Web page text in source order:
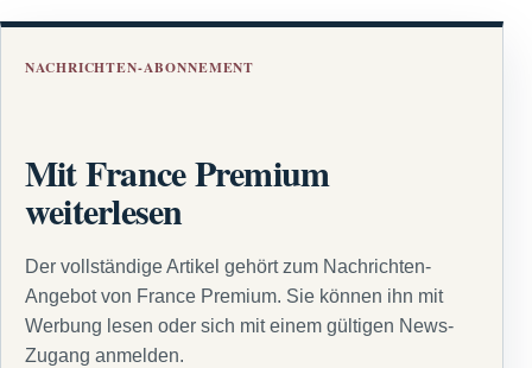
NACHRICHTEN-ABONNEMENT
Mit France Premium
weiterlesen
Der vollständige Artikel gehört zum Nachrichten-
Angebot von France Premium. Sie können ihn mit
Werbung lesen oder sich mit einem gültigen News-
Zugang anmelden.